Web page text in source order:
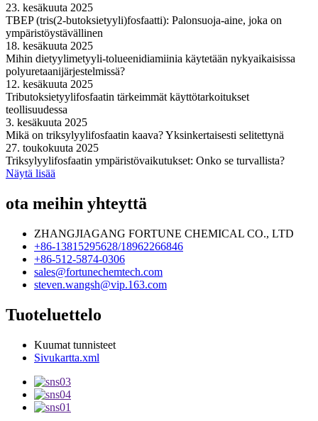
23. kesäkuuta 2025
TBEP (tris(2-butoksietyyli)fosfaatti): Palonsuoja-aine, joka on
ympäristöystävällinen
18. kesäkuuta 2025
Mihin dietyylimetyyli-tolueenidiamiinia käytetään nykyaikaisissa
polyuretaanijärjestelmissä?
12. kesäkuuta 2025
Tributoksietyylifosfaatin tärkeimmät käyttötarkoitukset
teollisuudessa
3. kesäkuuta 2025
Mikä on triksylyylifosfaatin kaava? Yksinkertaisesti selitettynä
27. toukokuuta 2025
Triksylyylifosfaatin ympäristövaikutukset: Onko se turvallista?
Näytä lisää
ota meihin yhteyttä
ZHANGJIAGANG FORTUNE CHEMICAL CO., LTD
+86-13815295628/18962266846
+86-512-5874-0306
sales@fortunechemtech.com
steven.wangsh@vip.163.com
Tuoteluettelo
Kuumat tunnisteet
Sivukartta.xml